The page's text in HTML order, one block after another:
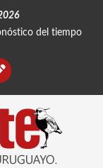
del tiempo